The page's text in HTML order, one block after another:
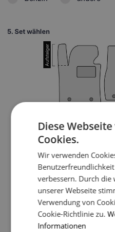
5. Set wählen
4
Diese
Cookies.
Wir verwenden
verbessern. Durch die
unserer Webseite
Verwendung von
Cookie-Richtlinie zu.
Informationen